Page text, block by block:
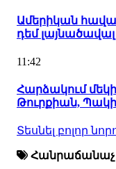
Ամերիկան
դեմ
11:42
Հարձակում
Թուրքիան,
Տեսնել բոլոր
Հանրաճանաչ